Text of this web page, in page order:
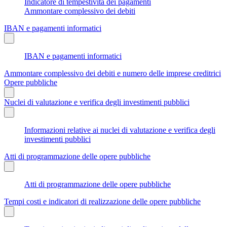
Ammontare complessivo dei debiti
IBAN e pagamenti informatici
IBAN e pagamenti informatici
Ammontare complessivo dei debiti e numero delle imprese creditrici
Opere pubbliche
Nuclei di valutazione e verifica degli investimenti pubblici
Informazioni relative ai nuclei di valutazione e verifica degli
investimenti pubblici
Atti di programmazione delle opere pubbliche
Atti di programmazione delle opere pubbliche
Tempi costi e indicatori di realizzazione delle opere pubbliche